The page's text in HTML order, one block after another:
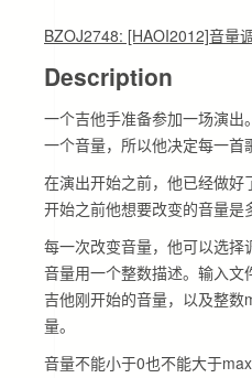
BZOJ2748: [HAOI2012]音量
Description
一个吉他手准备参加一场演
一个音量，所以他决定每一首
在演出开始之前，他已经做
开始之前他想要改变的音量是
每一次改变音量，他可以选择
音量用一个整数描述。输入
吉他刚开始的音量，以及整
量。
音量不能小于0也不能大于